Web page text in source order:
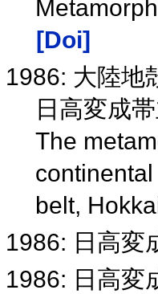
[Doi]
1986: 大陸地
日高変成
The
belt,
1986: 日高変
1986: 日高変